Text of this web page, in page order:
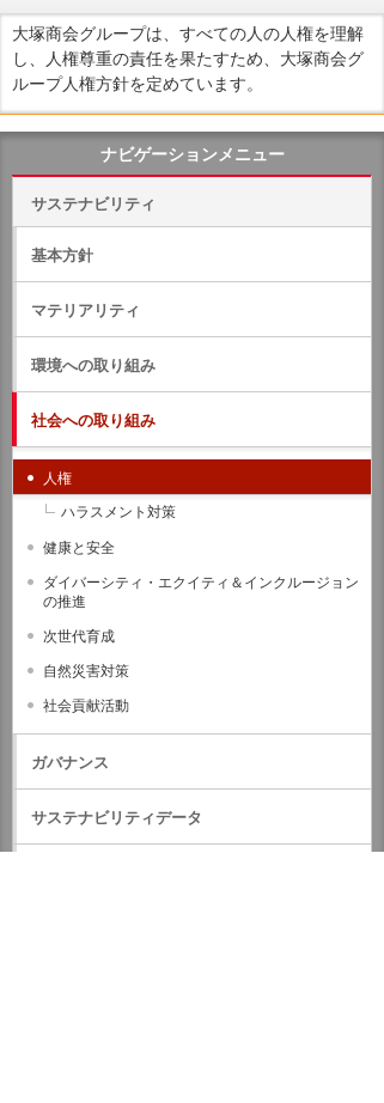
大塚商会グループは、すべての人の人権を理解
し、人権尊重の責任を果たすため、大塚商会グ
ループ人権方針を定めています。
ナビゲーションメニュー
サステナビリティ
基本方針
マテリアリティ
環境への取り組み
社会への取り組み
人権
ハラスメント対策
健康と安全
ダイバーシティ・エクイティ＆インクルージョン
の推進
次世代育成
自然災害対策
社会貢献活動
ガバナンス
サステナビリティデータ